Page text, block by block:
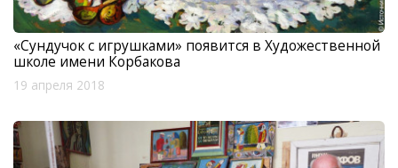
«Сундучок с игрушками» появится в Художественной
школе имени Корбакова
19 апреля 2018